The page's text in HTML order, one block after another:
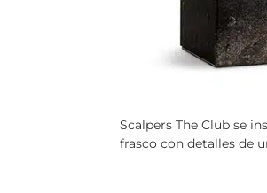
Scalpers The Club se
frasco con detalles de